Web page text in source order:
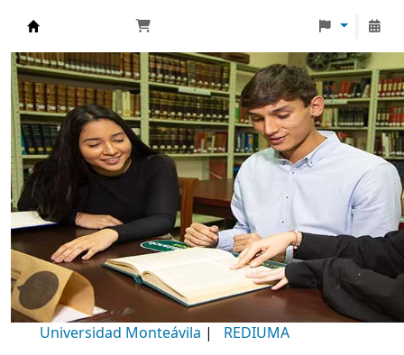
Biblioteca Universidad Monteávila
Universidad Monteávila | REDIUMA